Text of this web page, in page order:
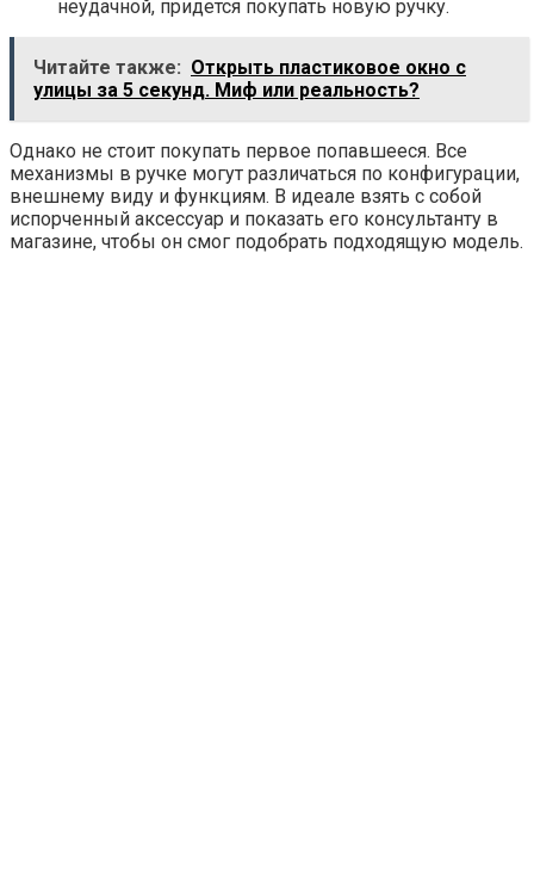
неудачной, придется покупать новую ручку.
Читайте также: Открыть пластиковое окно с
улицы за 5 секунд. Миф или реальность?
Однако не стоит покупать первое попавшееся. Все
механизмы в ручке могут различаться по конфигурации,
внешнему виду и функциям. В идеале взять с собой
испорченный аксессуар и показать его консультанту в
магазине, чтобы он смог подобрать подходящую модель.